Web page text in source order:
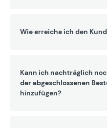
Wie erreiche ich den
Kann ich nachträglich
der abgeschlossenen
hinzufügen?